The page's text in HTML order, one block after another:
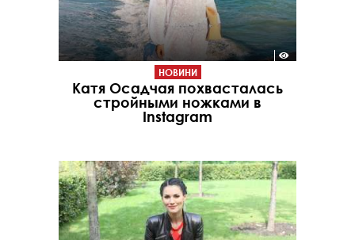
НОВИНИ
Катя Осадчая похвасталась
стройными ножками в
Instagram